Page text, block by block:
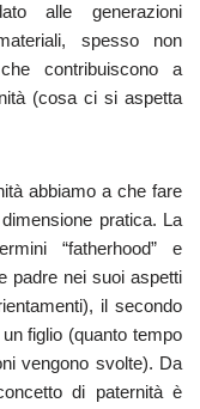
alle generazioni
spesso non
contribuiscono a
(cosa ci si aspetta
abbiamo a che fare
pratica. La
“fatherhood” e
padre nei suoi aspetti
il secondo
figlio (quanto tempo
vengono svolte). Da
di paternità è